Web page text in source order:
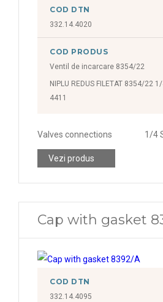
COD DTN
332.14.4020
COD PRODUS
Ventil de incarcare 8354/22
NIPLU REDUS FILETAT 8354/22
4411
Valves connections 1/4
Vezi produs
Cap with gasket
COD DTN
332.14.4095